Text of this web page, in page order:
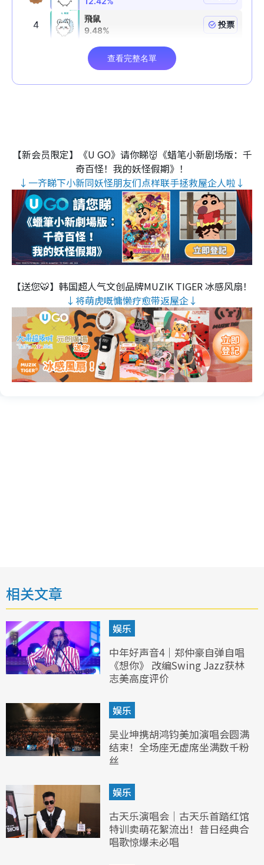
【新会员限定】《U GO》请你睇👹《蜡笔小新剧场版：千
奇百怪！我的妖怪假期》！
↓一齐睇下小新同妖怪朋友们点样联手拯救屋企人啦↓
【送您🐯】韩国超人气文创品牌MUZIK TIGER 冰感风扇！
↓将萌虎嘅慵懒疗愈带返屋企↓
相关文章
娱乐
中年好声音4｜郑仲豪自弹自唱
《想你》 改编Swing Jazz获林
志美高度评价
娱乐
吴业坤携胡鸿钧美加演唱会圆满
结束！全场座无虚席坐满数千粉
丝
娱乐
古天乐演唱会｜古天乐首踏红馆
特训卖萌花絮流出！昔日经典合
唱歌惊爆未必唱